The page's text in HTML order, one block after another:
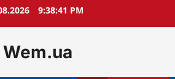
9:38:42 PM
Wem.ua